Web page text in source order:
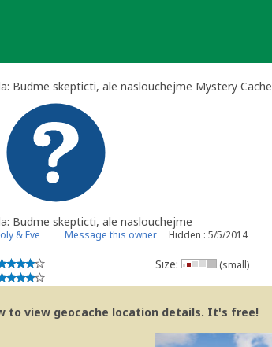
Budme skepticti, ale naslouchejme Mystery Cache
Budme skepticti, ale naslouchejme
& Eve Message this owner Hidden : 5/5/2014
Size: (small)
to view geocache location details. It's free!